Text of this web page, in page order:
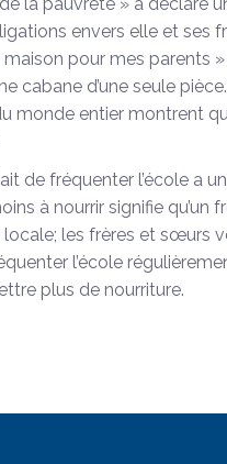
envers elle et ses
pour mes parents
cabane d’une seule
monde entier montrent
de fréquenter l’école a
à nourrir signifie
locale; les frères et sœurs
l’école
plus de nourriture.